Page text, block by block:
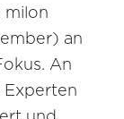
milon
an
An
Experten